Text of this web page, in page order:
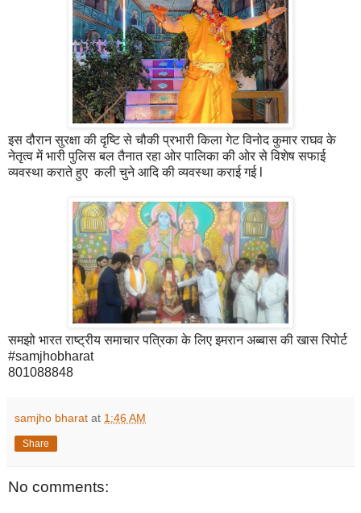
इस दौरान सुरक्षा की दृष्टि से चौकी प्रभारी किला गेट विनोद कुमार राघव के
नेतृत्व में भारी पुलिस बल तैनात रहा ओर पालिका की ओर से विशेष सफाई
व्यवस्था कराते हुए कली चुने आदि की व्यवस्था कराई गई l
समझो भारत राष्ट्रीय समाचार पत्रिका के लिए इमरान अब्बास की खास रिपोर्ट
#samjhobharat
801088848
samjho bharat at 1:46 AM
Share
No comments: